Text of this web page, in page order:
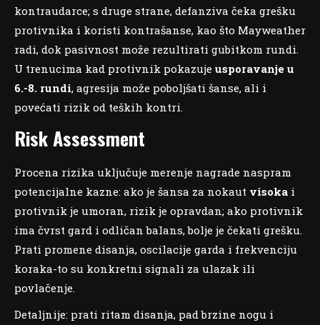
kontraudarce; s druge strane, defanziva čeka grešku
protivnika i koristi kontrašanse, kao što Mayweather
radi, dok pasivnost može rezultirati gubitkom rundi.
U trenucima kad protivnik pokazuje usporavanje u
6.-8. rundi, agresija može poboljšati šanse, ali i
povećati rizik od teških kontri.
Risk Assessment
Procena rizika uključuje merenje nagrade naspram
potencijalne kazne: ako je šansa za nokaut visoka i
protivnik je umoran, rizik je opravdan; ako protivnik
ima čvrst gard i odličan balans, bolje je čekati grešku.
Prati promenе disanja, oscilacije gardа i frekvenciju
koraka-to su konkretni signali za ulazak ili
povlačenje.
Detaljnije: prati ritam disanja, pad brzine nogu i